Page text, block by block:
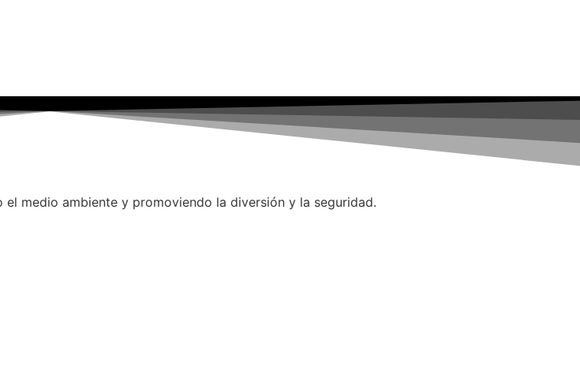
medio ambiente y promoviendo la diversión y la seguridad.